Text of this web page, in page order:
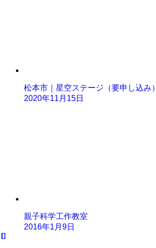
松本市｜星空ステージ（要申し込み）
2020年11月15日
親子科学工作教室
2016年1月9日